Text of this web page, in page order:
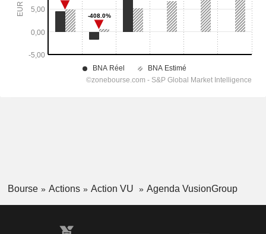
Bourse Actions Action VU Agenda VusionGroup